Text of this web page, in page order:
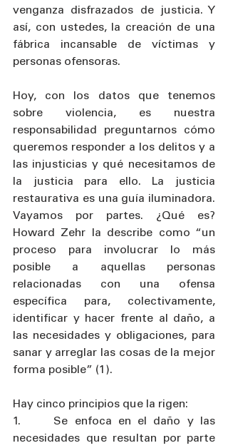
venganza disfrazados de justicia. Y
así, con ustedes, la creación de una
fábrica incansable de víctimas y
personas ofensoras.
Hoy, con los datos que tenemos
sobre violencia, es nuestra
responsabilidad preguntarnos cómo
queremos responder a los delitos y a
las injusticias y qué necesitamos de
la justicia para ello. La justicia
restaurativa es una guía iluminadora.
Vayamos por partes. ¿Qué es?
Howard Zehr la describe como “un
proceso para involucrar lo más
posible a aquellas personas
relacionadas con una ofensa
específica para, colectivamente,
identificar y hacer frente al daño, a
las necesidades y obligaciones, para
sanar y arreglar las cosas de la mejor
forma posible” (1).
Hay cinco principios que la rigen:
1.     Se enfoca en el daño y las
necesidades que resultan por parte